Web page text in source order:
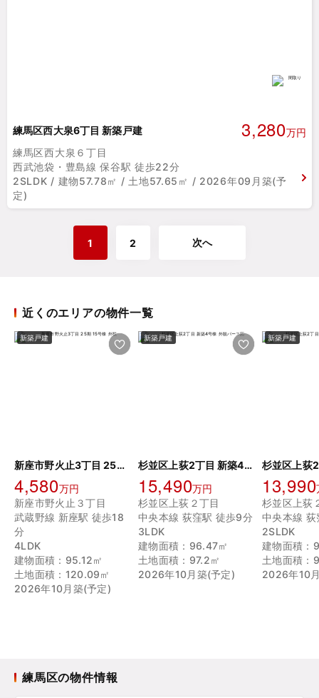
練馬区西大泉6丁目 新築戸建 3,280万円
練馬区西大泉６丁目
西武池袋・豊島線 保谷駅 徒歩22分
2SLDK / 建物57.78㎡ / 土地57.65㎡ / 2026年09月築(予
定)
1 2 次へ
近くのエリアの物件一覧
新築戸建
新座市野火止3丁目 25期 15号棟
4,580万円
新座市野火止３丁目
武蔵野線 新座駅 徒歩18
分
4LDK
建物面積：95.12㎡
土地面積：120.09㎡
2026年10月築(予定)
新築戸建
杉並区上荻2丁目 新築4号棟
15,490万円
杉並区上荻２丁目
中央本線 荻窪駅 徒歩9分
3LDK
建物面積：96.47㎡
土地面積：97.2㎡
2026年10月築(予定)
新築戸建
13,990
杉並区上荻
中央本線
2SLDK
建物面積：
土地面積：
2026年10
練馬区の物件情報